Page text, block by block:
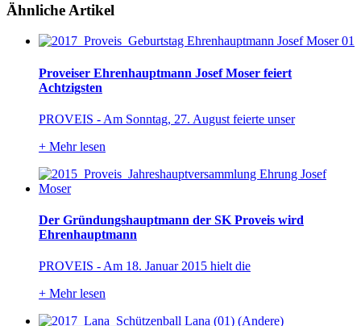
Ähnliche Artikel
Proveiser Ehrenhauptmann Josef Moser feiert
Achtzigsten
PROVEIS - Am Sonntag, 27. August feierte unser
+ Mehr lesen
Der Gründungshauptmann der SK Proveis wird
Ehrenhauptmann
PROVEIS - Am 18. Januar 2015 hielt die
+ Mehr lesen